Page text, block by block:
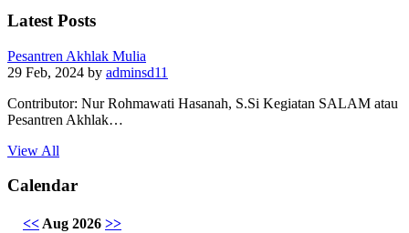
Latest Posts
Pesantren Akhlak Mulia
29 Feb, 2024 by adminsd11
Contributor: Nur Rohmawati Hasanah, S.Si Kegiatan SALAM atau
Pesantren Akhlak…
View All
Calendar
<< Aug 2026 >>